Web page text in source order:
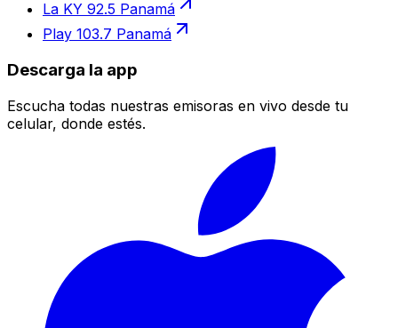
La KY 92.5 Panamá
Play 103.7 Panamá
Descarga la app
Escucha todas nuestras emisoras en vivo desde tu
celular, donde estés.